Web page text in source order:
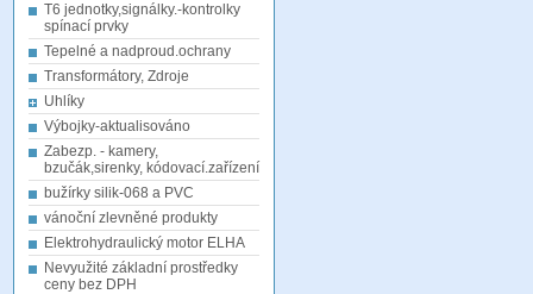
T6 jednotky,signálky.-kontrolky
spínací prvky
Tepelné a nadproud.ochrany
Transformátory, Zdroje
Uhlíky
Výbojky-aktualisováno
Zabezp. - kamery,
bzučák,sirenky, kódovací.zařízení
bužírky silik-068 a PVC
vánoční zlevněné produkty
Elektrohydraulický motor ELHA
Nevyužité základní prostředky
ceny bez DPH